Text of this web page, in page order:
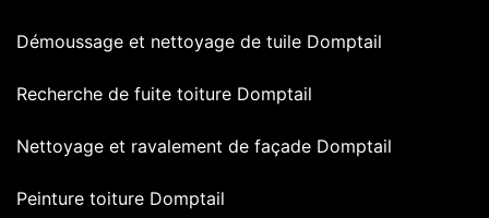
Démoussage et nettoyage de tuile Domptail
Recherche de fuite toiture Domptail
Nettoyage et ravalement de façade Domptail
Peinture toiture Domptail